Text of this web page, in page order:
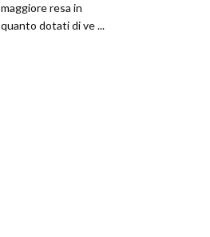
maggiore resa in
quanto dotati di ve ...